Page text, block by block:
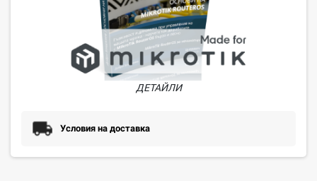
ДЕТАЙЛИ
Условия на доставка